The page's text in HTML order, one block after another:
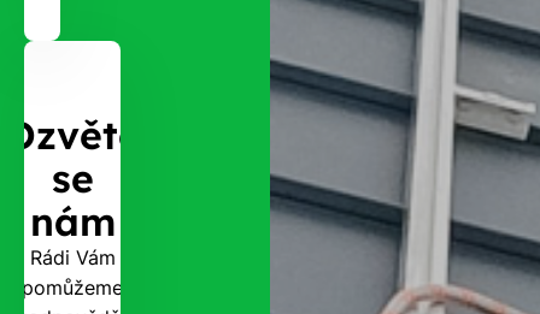
Ozvěte
se
nám
Rádi Vám
pomůžeme